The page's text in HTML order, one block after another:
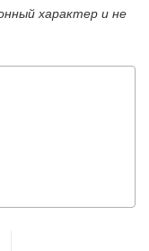
характер и не